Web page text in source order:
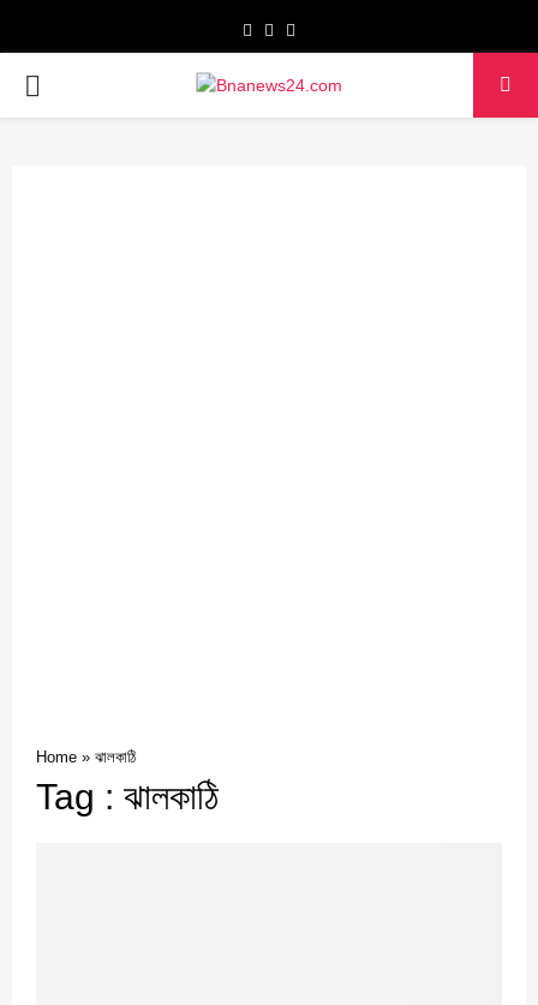
Facebook
Twitter
PRIMARY
Home » ঝালকাঠি
Tag : ঝালকাঠি